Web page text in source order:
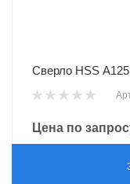
Сверло HSS
Цена по